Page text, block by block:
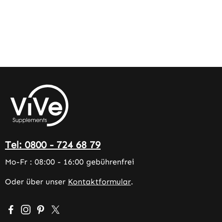
Tel: 0800 - 724 68 79
Mo-Fr : 08:00 - 16:00 gebührenfrei
Oder über unser Kontaktformular.
Besuche uns auf Facebook – öffnet in neuem Tab
Schau auf Instagram vorbei – öffnet in neuem Tab
Lass dich auf Pinterest inspirieren – öffnet in
Folge uns auf X – öffnet in neuem Tab